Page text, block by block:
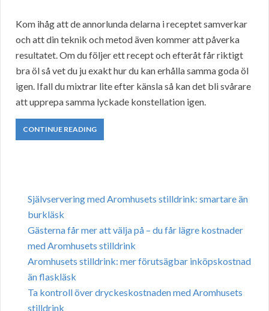
Kom ihåg att de annorlunda delarna i receptet samverkar
och att din teknik och metod även kommer att påverka
resultatet. Om du följer ett recept och efteråt får riktigt
bra öl så vet du ju exakt hur du kan erhålla samma goda öl
igen. Ifall du mixtrar lite efter känsla så kan det bli svårare
att upprepa samma lyckade konstellation igen.
CONTINUE READING
Självservering med Aromhusets stilldrink: smartare än
burkläsk
Gästerna får mer att välja på – du får lägre kostnader
med Aromhusets stilldrink
Aromhusets stilldrink: mer förutsägbar inköpskostnad
än flaskläsk
Ta kontroll över dryckeskostnaden med Aromhusets
stilldrink